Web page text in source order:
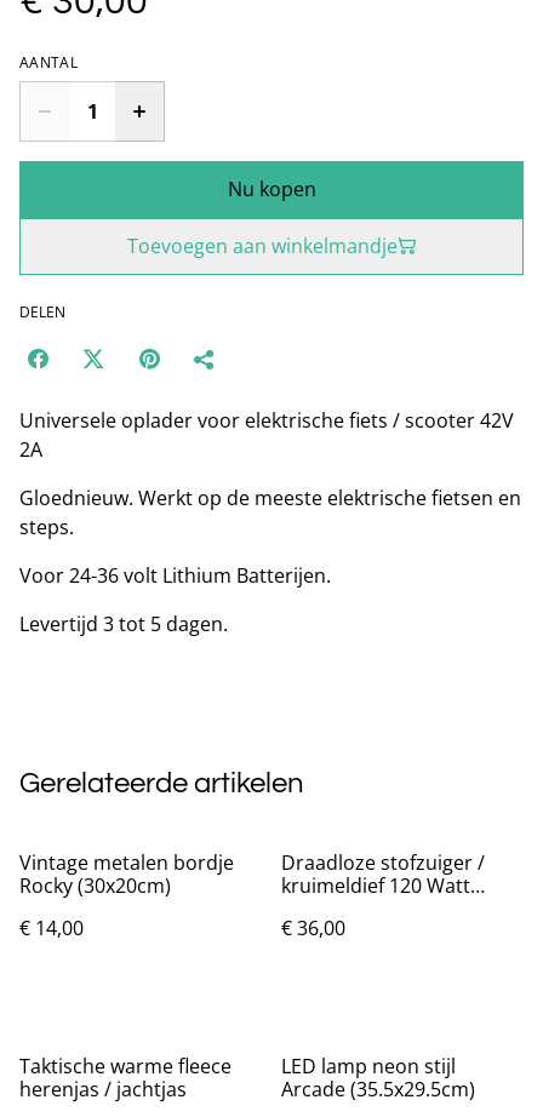
AANTAL
Nu kopen
Toevoegen aan winkelmandje
DELEN
Universele oplader voor elektrische fiets / scooter 42V
2A
Gloednieuw. Werkt op de meeste elektrische fietsen en
steps.
Voor 24-36 volt Lithium Batterijen.
Levertijd 3 tot 5 dagen.
Gerelateerde artikelen
Vintage metalen bordje
Rocky (30x20cm)
€ 14,00
Draadloze stofzuiger /
kruimeldief 120 Watt
€ 36,00
Taktische warme fleece
herenjas / jachtjas
LED lamp neon stijl
Arcade (35.5x29.5cm)